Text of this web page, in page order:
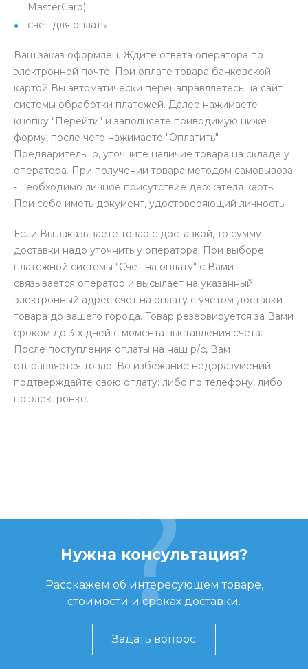
MasterCard);
счет для оплаты.
Ваш заказ оформлен. Ждите ответа оператора по
электронной почте. При оплате товара банковской
картой Вы автоматически перенаправляетесь на сайт
системы обработки платежей. Далее нажимаете
кнопку "Перейти" и заполняете приводимую ниже
форму, после чего нажимаете "Оплатить".
Предварительно, уточните наличие товара на складе у
оператора. При получении товара методом самовывоза
- необходимо личное присутствие держателя карты.
При себе иметь документ, удостоверяющий личность.
Если Вы заказываете товар с доставкой, то сумму
доставки надо уточнить у оператора. При выборе
платежной системы "Счет на оплату" с Вами
связывается оператор и высылает на указанный
электронный адрес счет на оплату с учетом доставки
товара до вашего города. Товар резервируется за Вами
сроком до 3-х дней с момента выставления счета.
После поступления оплаты на наш р/с, Вам
отправляется товар. Во избежание недоразумений
подтверждайте свою оплату: либо по телефону, либо
по электронке.
Нужна консультация?
Расскажем об интересующем товаре,
стоимости и сроках доставки.
Задать вопрос